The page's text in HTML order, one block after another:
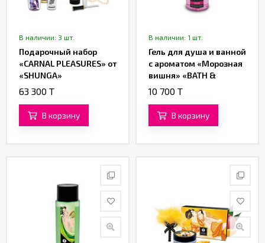
В наличии: 3 шт.
Подарочный набор
«CARNAL PLEASURES» от
«SHUNGA»
63 300 T
В корзину
В наличии: 1 шт.
Гель для душа и ванной
с ароматом «Морозная
вишня» «BATH &
SHOWER GEL» от
10 700 T
В корзину